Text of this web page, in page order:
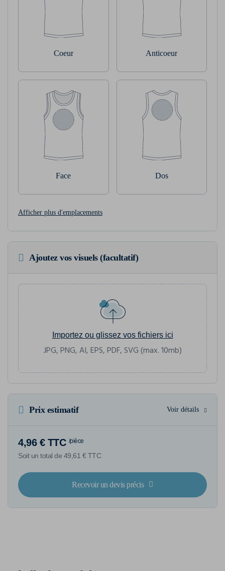
Coeur Anticoeur
Face Dos
Afficher plus d'emplacements
Ajoutez vos visuels (facultatif)
Importez ou glissez vos fichiers ici
JPG, PNG, AI, EPS, PDF, SVG (max. 10mb)
Prix estimatif Voir détails
4,96 € TTC /pièce
Soit un total de 49,61 € TTC
Recevoir un devis précis